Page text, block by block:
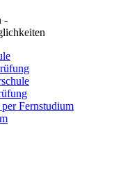
-
Fernstudium